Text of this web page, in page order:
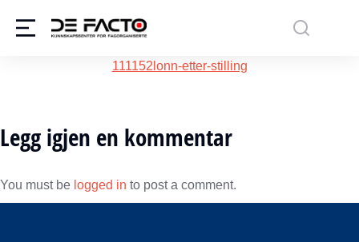
111152lonn-etter-stilling
Legg igjen en kommentar
You must be logged in to post a comment.